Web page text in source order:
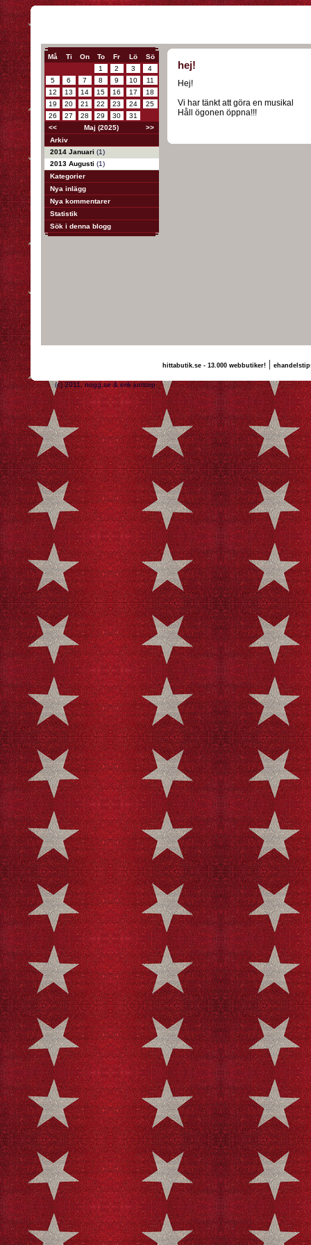
Må Ti On To Fr Lö
Sö
1
2 3
4
5
6 7 8 9 10
11
12
13 14 15 16 17
18
19
20 21 22 23 24
25
26
27 28 29 30
31
<<
Maj (2025)
>>
Arkiv
2014 Januari (1)
2013 Augusti (1)
Kategorier
Nya inlägg
Nya kommentarer
Statistik
Sök i denna blogg
hej!
Hej!
Vi har tänkt att göra en musikal
Håll ögonen öppna!!!
hittabutik.se - 13.000 webbutiker!|
(c) 2011, nogg.se & erik juntorp